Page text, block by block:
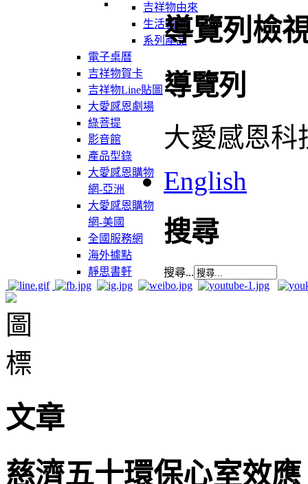
吉祥物由來
生活軌跡
系列產品
電子桌曆
吉祥物賀卡
吉祥物Line貼圖
大愛感恩劇場
綠菩提
影音館
產品型錄
大愛感恩購物
網-亞洲
大愛感恩購物
網-美國
全國服務網
海外據點
靜思書軒
導覽列檢
導覽列
大愛感恩科
English
搜尋
搜尋...
文章
慈濟五十環保心室效應